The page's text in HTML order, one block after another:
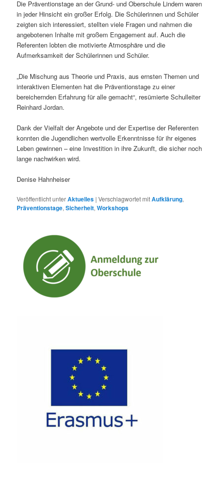
Die Präventionstage an der Grund- und Oberschule Lindern waren
in jeder Hinsicht ein großer Erfolg. Die Schülerinnen und Schüler
zeigten sich interessiert, stellten viele Fragen und nahmen die
angebotenen Inhalte mit großem Engagement auf. Auch die
Referenten lobten die motivierte Atmosphäre und die
Aufmerksamkeit der Schülerinnen und Schüler.
„Die Mischung aus Theorie und Praxis, aus ernsten Themen und
interaktiven Elementen hat die Präventionstage zu einer
bereichernden Erfahrung für alle gemacht“, resümierte Schulleiter
Reinhard Jordan.
Dank der Vielfalt der Angebote und der Expertise der Referenten
konnten die Jugendlichen wertvolle Erkenntnisse für ihr eigenes
Leben gewinnen – eine Investition in ihre Zukunft, die sicher noch
lange nachwirken wird.
Denise Hahnheiser
Veröffentlicht unterAktuelles |Verschlagwortet mitAufklärung,
Präventionstage,Sicherheit,Workshops